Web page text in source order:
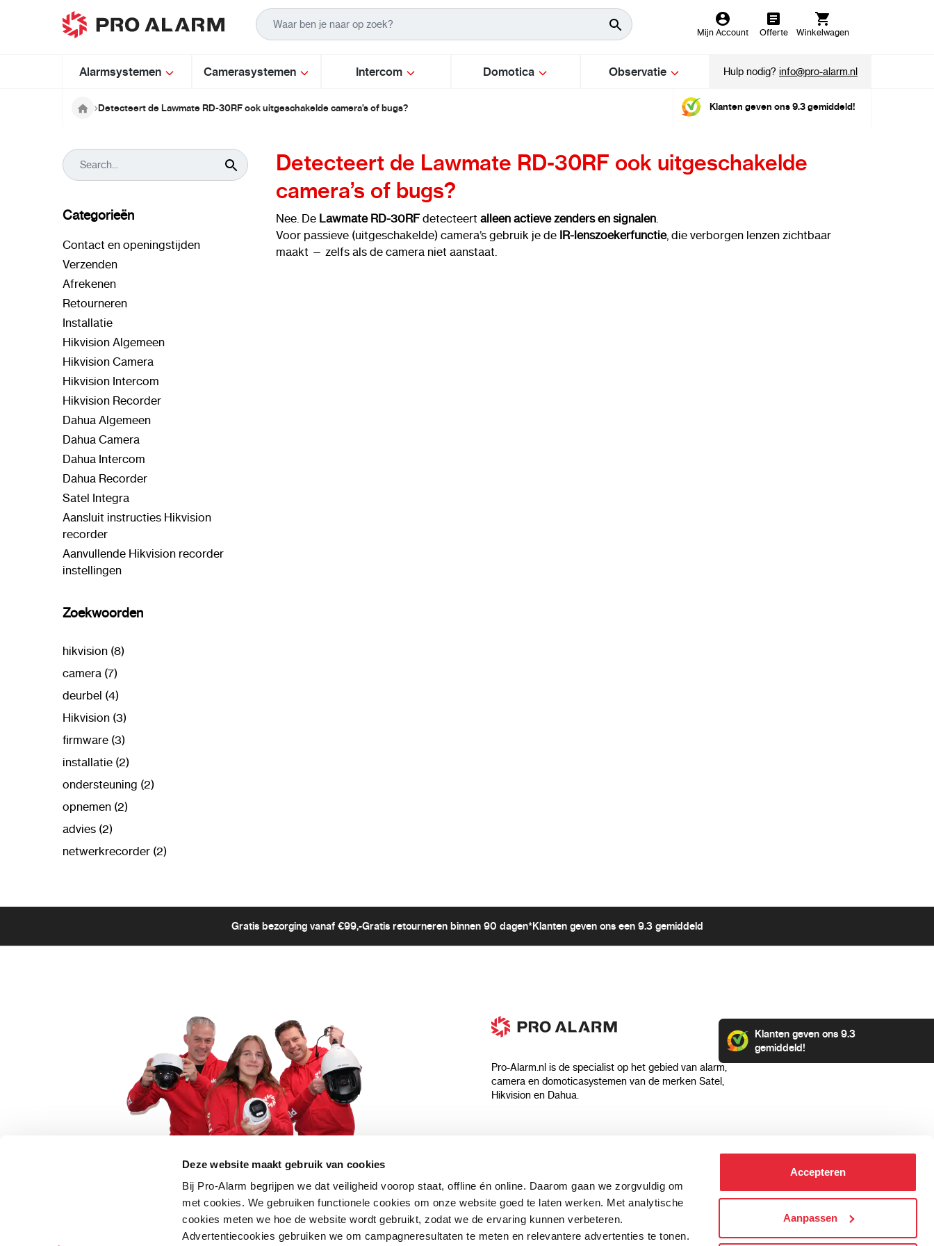
Deze website maakt gebruik van cookies
Bij Pro-Alarm begrijpen we dat veiligheid voorop staat, offline én online. Daarom gaan we zorgvuldig om
met cookies. We gebruiken functionele cookies om onze website goed te laten werken. Met analytische
cookies meten we hoe de website wordt gebruikt, zodat we de ervaring kunnen verbeteren.
Advertentiecookies gebruiken we om campagneresultaten te meten en relevantere advertenties te tonen.
Accepteren
Aanpassen
Ga naar de inhoud
Mijn Account Offerte Winkelwagen
Alarmsystemen Camerasystemen Intercom Domotica Observatie Hulp nodig?info@pro-alarm.nl
Detecteert de Lawmate RD-30RF ook uitgeschakelde camera’s of bugs? Klanten geven ons 9.3 gemiddeld!
Detecteert de Lawmate RD-30RF ook uitgeschakelde
camera’s of bugs?
Nee. De Lawmate RD-30RF detecteert alleen actieve zenders en signalen
Voor passieve (uitgeschakelde) camera’s gebruik je de IR-lenszoekerfunctie, die verborgen lenzen zichtbaar
maakt — zelfs als de camera niet aanstaat.
Categorieën
Contact en openingstijden
Verzenden
Afrekenen
Retourneren
Installatie
Hikvision Algemeen
Hikvision Camera
Hikvision Intercom
Hikvision Recorder
Dahua Algemeen
Dahua Camera
Dahua Intercom
Dahua Recorder
Satel Integra
Aansluit instructies Hikvision
recorder
Aanvullende Hikvision recorder
instellingen
Zoekwoorden
hikvision (8)
camera (7)
deurbel (4)
Hikvision (3)
firmware (3)
installatie (2)
ondersteuning (2)
opnemen (2)
advies (2)
netwerkrecorder (2)
Gratis bezorging vanaf €99,-Gratis retourneren binnen 90 dagen*Klanten geven ons een 9.3 gemiddeld
5 euro korting op je aankoop?
Schrijf je direct in voor onze nieuwsbrief en
Pro-Alarm.nl is de specialist op het gebied van alarm,
camera en domoticasystemen van de merken Satel,
Hikvision en Dahua.
Klanten geven ons 9.3
gemiddeld!
Algemene voorwaarden
Privacyverklaring
Blog
Verzending & bezorging
Aansluit instructies
Categorieën
Alarmsystemen
Beveiligingscamera's
IP camera's
Hikvision camera's